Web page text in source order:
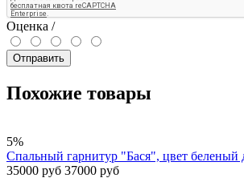
Оценка /
Отправить
Похожие товары
5%
Спальный гарнитур "Бася", цвет беленый
35000 руб 37000 руб